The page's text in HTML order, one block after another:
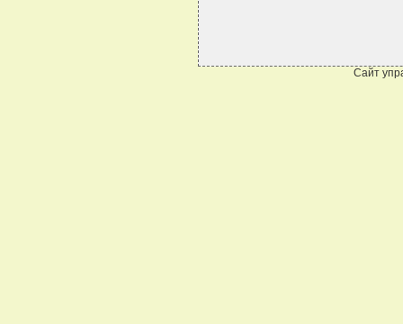
Сайт